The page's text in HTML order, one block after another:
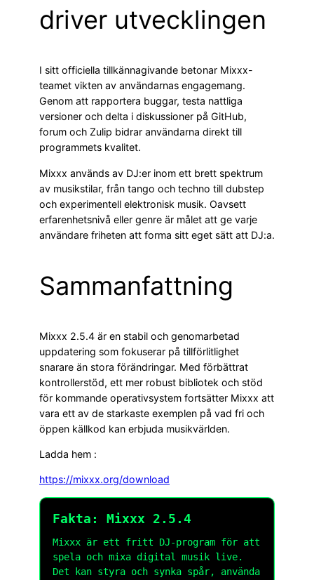
driver utvecklingen
I sitt officiella tillkännagivande betonar Mixxx-
teamet vikten av användarnas engagemang.
Genom att rapportera buggar, testa nattliga
versioner och delta i diskussioner på GitHub,
forum och Zulip bidrar användarna direkt till
programmets kvalitet.
Mixxx används av DJ:er inom ett brett spektrum
av musikstilar, från tango och techno till dubstep
och experimentell elektronisk musik. Oavsett
erfarenhetsnivå eller genre är målet att ge varje
användare friheten att forma sitt eget sätt att DJ:a.
Sammanfattning
Mixxx 2.5.4 är en stabil och genomarbetad
uppdatering som fokuserar på tillförlitlighet
snarare än stora förändringar. Med förbättrat
kontrollerstöd, ett mer robust bibliotek och stöd
för kommande operativsystem fortsätter Mixxx att
vara ett av de starkaste exemplen på vad fri och
öppen källkod kan erbjuda musikvärlden.
Ladda hem :
https://mixxx.org/download
Fakta: Mixxx 2.5.4
Mixxx är ett fritt DJ-program för att
spela och mixa digital musik live.
Det kan styra och synka spår, använda